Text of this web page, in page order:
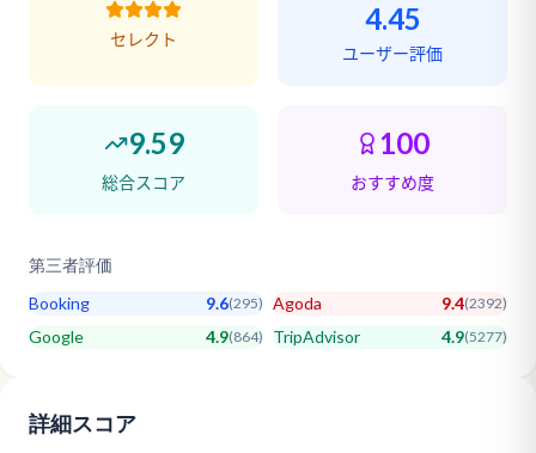
セレクト
4.45
ユーザー評価
9.59
総合スコア
100
おすすめ度
第三者評価
Booking 9.6(295) Agoda 9.4(2392)
Google 4.9(864) TripAdvisor 4.9(5277)
詳細スコア